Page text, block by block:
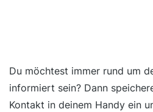
Du möchtest immer rund um
informiert sein? Dann
Kontakt in deinem Handy ein